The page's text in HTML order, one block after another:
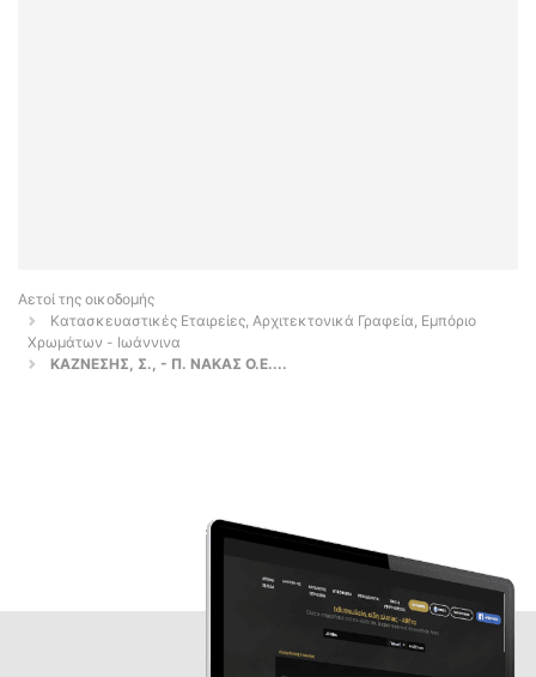
Αετοί της οικοδομής
Κατασκευαστικές Εταιρείες, Αρχιτεκτονικά Γραφεία, Εμπόριο
Χρωμάτων - Ιωάννινα
ΚΑΖΝΕΣΗΣ, Σ., - Π. ΝΑΚΑΣ Ο.Ε....